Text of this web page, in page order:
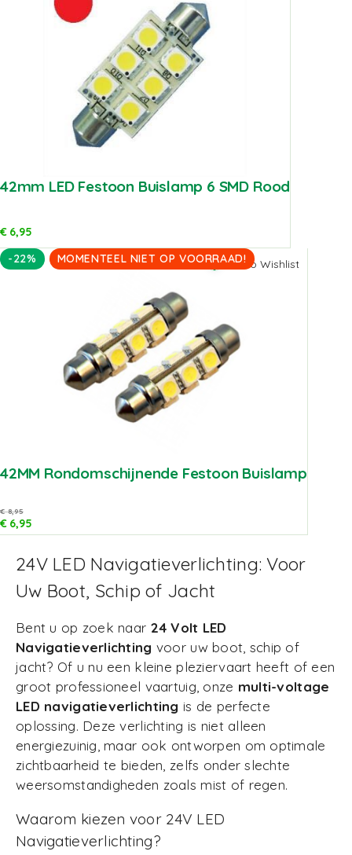
42mm LED Festoon Buislamp 6 SMD Rood
€6,95
-22%
MOMENTEEL NIET OP VOORRAAD!Add to Wishlist
42MM Rondomschijnende Festoon Buislamp
€8,95
€6,95
24V LED Navigatieverlichting: Voor
Uw Boot, Schip of Jacht
Bent u op zoek naar 24 Volt LED
Navigatieverlichting voor uw boot, schip of
jacht? Of u nu een kleine pleziervaart heeft of een
groot professioneel vaartuig, onze multi-voltage
LED navigatieverlichting is de perfecte
oplossing. Deze verlichting is niet alleen
energiezuinig, maar ook ontworpen om optimale
zichtbaarheid te bieden, zelfs onder slechte
weersomstandigheden zoals mist of regen.
Waarom kiezen voor 24V LED
Navigatieverlichting?